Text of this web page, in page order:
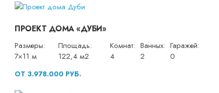
ПРОЕКТ ДОМА «ДУБИ»
Размеры:
7×11 м
Площадь:
122,4 м2
Комнат:
4
Ванных:
2
Гаражей:
0
ОТ 3.978.000 РУБ.